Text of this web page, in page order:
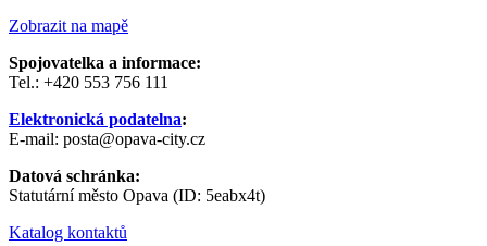
Zobrazit na mapě
Spojovatelka a informace:
Tel.: +420 553 756 111
Elektronická podatelna:
E-mail: posta@opava-city.cz
Datová schránka:
Statutární město Opava (ID: 5eabx4t)
Katalog kontaktů